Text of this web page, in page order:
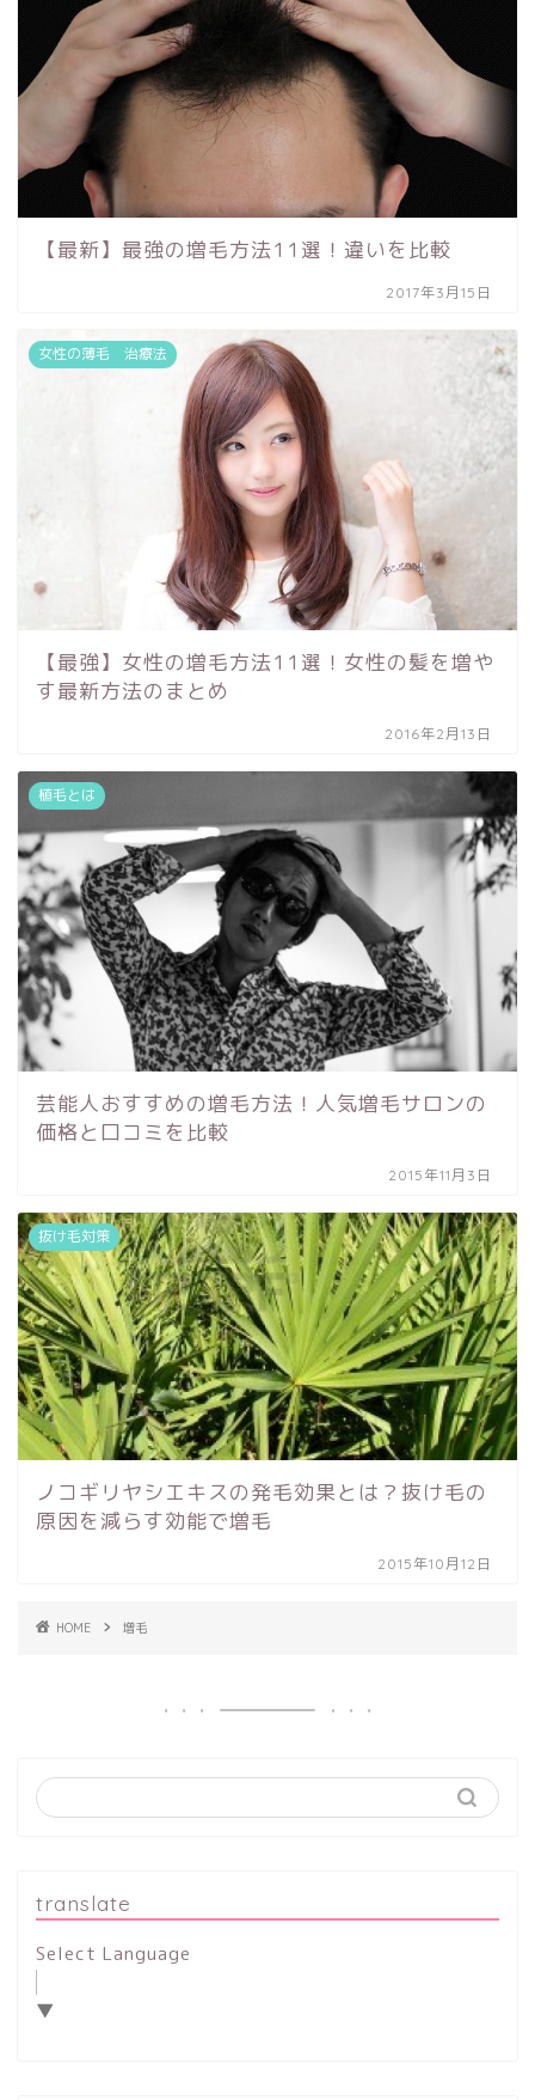
【最新】最強の増毛方法11選！違いを比較
2017年3月15日
女性の薄毛 治療法
【最強】女性の増毛方法11選！女性の髪を増や
す最新方法のまとめ
2016年2月13日
植毛とは
芸能人おすすめの増毛方法！人気増毛サロンの
価格と口コミを比較
2015年11月3日
抜け毛対策
ノコギリヤシエキスの発毛効果とは？抜け毛の
原因を減らす効能で増毛
2015年10月12日
HOME 増毛
translate
Select Language
▼